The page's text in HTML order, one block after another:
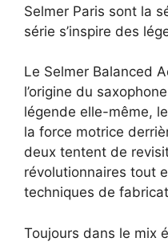
Selmer Paris sont la
série s’inspire des
Le Selmer Balanced
l’origine du
légende elle-même,
la force motrice
deux tentent de
révolutionnaires tout
techniques de
Toujours dans le mix